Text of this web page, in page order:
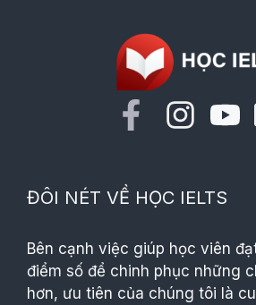
ĐÔI NÉT VỀ HỌC IELTS
Bên cạnh việc giúp học viên
điểm số để chinh phục những
hơn, ưu tiên của chúng tôi là